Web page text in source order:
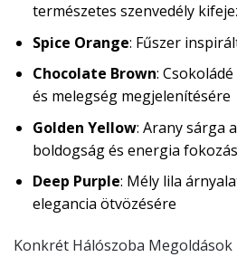
természetes szenvedély
Spice Orange: Fűszer
Chocolate Brown:
és melegség megjelenítésére
Golden Yellow: Arany sárga
boldogság és energia
Deep Purple: Mély lila
elegancia ötvözésére
Konkrét Hálószoba Megoldások